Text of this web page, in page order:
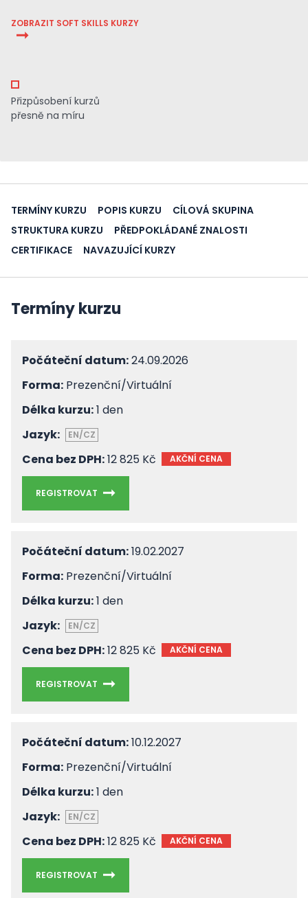
ZOBRAZIT SOFT SKILLS KURZY
Přizpůsobení kurzů
přesně na míru
TERMÍNY KURZU POPIS KURZU
CÍLOVÁ SKUPINA
STRUKTURA KURZU
PŘEDPOKLÁDANÉ ZNALOSTI
CERTIFIKACE
NAVAZUJÍCÍ KURZY
Termíny kurzu
Počáteční datum:24.09.2026
Forma: Prezenční/Virtuální
Délka kurzu:1 den
Jazyk:
EN/CZ
Cena bez DPH:12 825 Kč AKČNÍ CENA
REGISTROVAT
Počáteční datum:19.02.2027
Forma: Prezenční/Virtuální
Délka kurzu:1 den
Jazyk:
EN/CZ
Cena bez DPH:12 825 Kč AKČNÍ CENA
REGISTROVAT
Počáteční datum:10.12.2027
Forma: Prezenční/Virtuální
Délka kurzu:1 den
Jazyk:
EN/CZ
Cena bez DPH:12 825 Kč AKČNÍ CENA
REGISTROVAT